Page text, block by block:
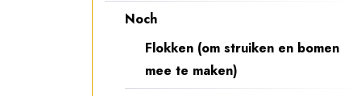
Noch
Flokken (om struiken en bomen
mee te maken)